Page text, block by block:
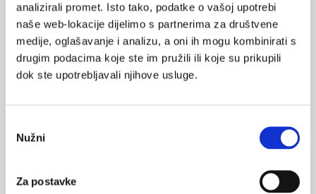
analizirali promet. Isto tako, podatke o vašoj upotrebi
naše web-lokacije dijelimo s partnerima za društvene
medije, oglašavanje i analizu, a oni ih mogu kombinirati s
drugim podacima koje ste im pružili ili koje su prikupili
dok ste upotrebljavali njihove usluge.
pristanka
Nužni
Za postavke
Penjanje stepenicama pomaže u snižavanju
arterijskog tlaka u žena u menopauzi
19.01.2018.
Hoće li se u Americi redefinirati granične vrijednosti
>
<
BOL